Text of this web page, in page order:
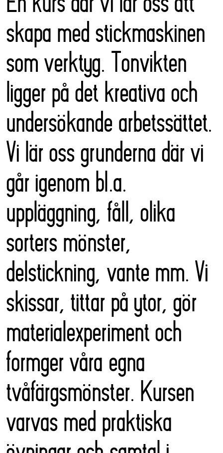
skapa med stickmaskinen
som verktyg. Tonvikten
ligger på det kreativa och
undersökande arbetssättet.
Vi lär oss grunderna där vi
går igenom bl.a.
uppläggning, fåll, olika
sorters mönster,
delstickning, vante mm. Vi
skissar, tittar på ytor, gör
materialexperiment och
formger våra egna
tvåfärgsmönster. Kursen
varvas med praktiska